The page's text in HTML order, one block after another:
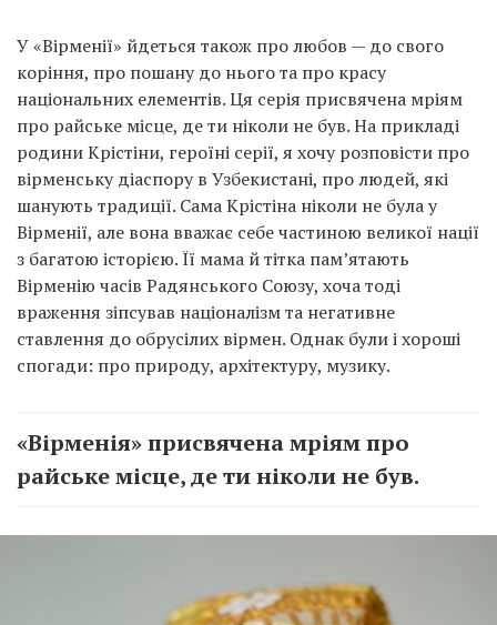
У «Вірменії» йдеться також про любов — до свого
коріння, про пошану до нього та про красу
національних елементів. Ця серія присвячена мріям
про райське місце, де ти ніколи не був. На прикладі
родини Крістіни, героїні серії, я хочу розповісти про
вірменську діаспору в Узбекистані, про людей, які
шанують традиції. Сама Крістіна ніколи не була у
Вірменії, але вона вважає себе частиною великої нації
з багатою історією. Її мама й тітка пам’ятають
Вірменію часів Радянського Союзу, хоча тоді
враження зіпсував націоналізм та негативне
ставлення до обрусілих вірмен. Однак були і хороші
спогади: про природу, архітектуру, музику.
«Вірменія» присвячена мріям про
райське місце, де ти ніколи не був.